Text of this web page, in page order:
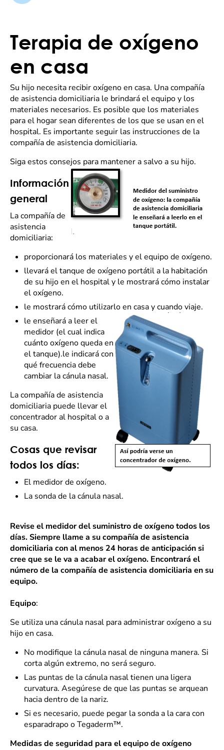
Terapia de oxígeno
en casa
Su hijo necesita recibir oxígeno en casa. Una compañía
de asistencia domiciliaria le brindará el equipo y los
materiales necesarios. Es posible que los materiales
para el hogar sean diferentes de los que se usan en el
hospital. Es importante seguir las instrucciones de la
compañía de asistencia domiciliaria.
Siga estos consejos para mantener a salvo a su hijo.
Información
general
La compañía de
asistencia
domiciliaria:
proporcionará los materiales y el equipo de oxígeno.
llevará el tanque de oxígeno portátil a la habitación
de su hijo en el hospital y le mostrará cómo instalar
el oxígeno.
le mostrará cómo utilizarlo en casa y cuando viaje.
le enseñará a leer el
medidor (el cual indica
cuánto oxígeno queda en
el tanque).le indicará con
qué frecuencia debe
cambiar la cánula nasal.
La compañía de asistencia
domiciliaria puede llevar el
concentrador al hospital o a
su casa.
Cosas que revisar
todos los días:
El medidor de oxígeno.
La sonda de la cánula nasal.
Revise el medidor del suministro de oxígeno todos los
días. Siempre llame a su compañía de asistencia
domiciliaria con al menos 24 horas de anticipación si
cree que se le va a acabar el oxígeno. Encontrará el
número de la compañía de asistencia domiciliaria en su
equipo.
Equipo:
Se utiliza una cánula nasal para administrar oxígeno a su
hijo en casa.
No modifique la cánula nasal de ninguna manera. Si
corta algún extremo, no será seguro.
Las puntas de la cánula nasal tienen una ligera
curvatura. Asegúrese de que las puntas se arquean
hacia dentro de la nariz.
Si es necesario, puede pegar la sonda a la cara con
esparadrapo o Tegaderm™.
Medidas de seguridad para el equipo de oxígeno